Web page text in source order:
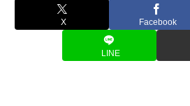
X Facebook
LINE